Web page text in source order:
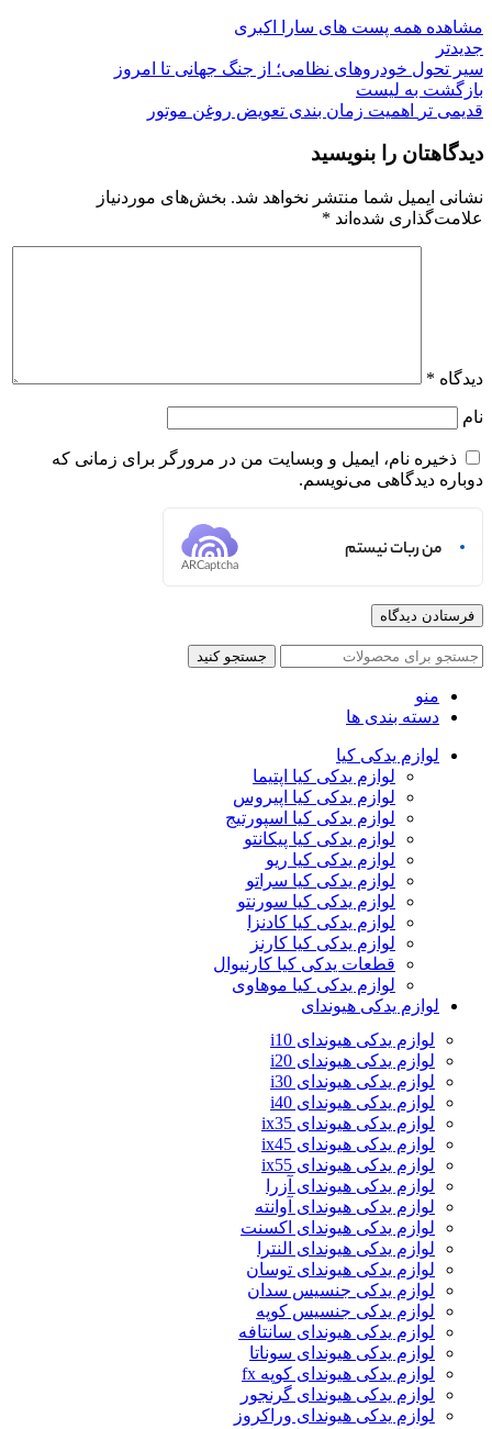
مشاهده همه پست های سارا اکبری
جدیدتر
سیر تحول خودروهای نظامی؛ از جنگ جهانی تا امروز
بازگشت به لیست
قدیمی تر
اهمیت زمان بندی تعویض روغن موتور
دیدگاهتان را بنویسید
نشانی ایمیل شما منتشر نخواهد شد. بخش‌های موردنیاز
علامت‌گذاری شده‌اند *
دیدگاه *
نام
ذخیره نام، ایمیل و وبسایت من در مرورگر برای زمانی که
دوباره دیدگاهی می‌نویسم.
من ربات نیستم
ARCaptcha
جستجو کنید
منو
دسته بندی ها
لوازم یدکی کیا
لوازم یدکی کیا اپتیما
لوازم یدکی کیا اپیروس
لوازم یدکی کیا اسپورتیج
لوازم یدکی کیا پیکانتو
لوازم یدکی کیا ریو
لوازم یدکی کیا سراتو
لوازم یدکی کیا سورنتو
لوازم یدکی کیا کادنزا
لوازم یدکی کیا کارنز
قطعات یدکی کیا کارنیوال
لوازم یدکی کیا موهاوی
لوازم یدکی هیوندای
لوازم یدکی هیوندای i10
لوازم یدکی هیوندای i20
لوازم یدکی هیوندای i30
لوازم یدکی هیوندای i40
لوازم یدکی هیوندای ix35
لوازم یدکی هیوندای ix45
لوازم یدکی هیوندای ix55
لوازم یدکی هیوندای آزرا
لوازم یدکی هیوندای آوانته
لوازم یدکی هیوندای اکسنت
لوازم یدکی هیوندای النترا
لوازم یدکی هیوندای توسان
لوازم یدکی جنسیس سدان
لوازم یدکی جنسیس کوپه
لوازم یدکی هیوندای سانتافه
لوازم یدکی هیوندای سوناتا
لوازم یدکی هیوندای کوپه fx
لوازم یدکی هیوندای گرنجور
لوازم یدکی هیوندای وراکروز